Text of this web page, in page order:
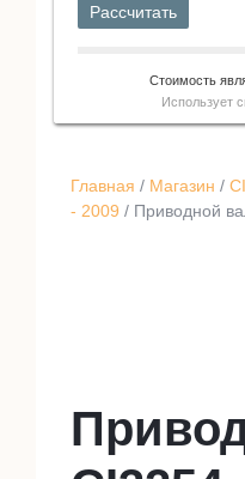
Главная / Магазин /
- 2009 / Приводной
Рассчитать
Стоимость
Использует